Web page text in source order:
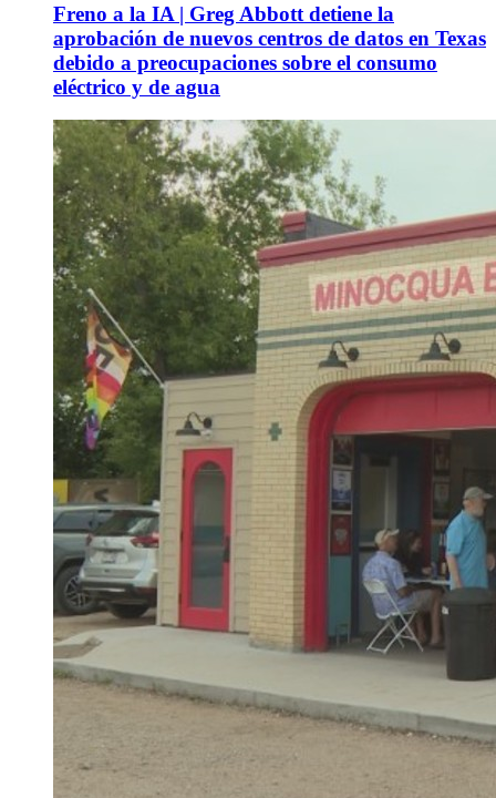
Freno a la IA | Greg Abbott detiene la
aprobación de nuevos centros de datos en Texas
debido a preocupaciones sobre el consumo
eléctrico y de agua